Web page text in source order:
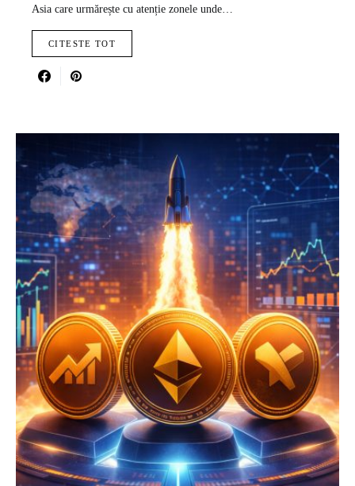
Asia care urmărește cu atenție zonele unde…
CITESTE TOT